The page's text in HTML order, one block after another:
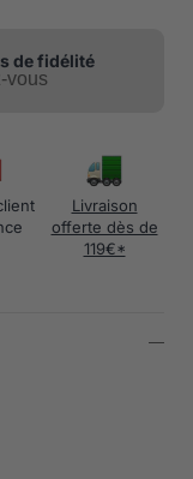
de fidélité
vous
Livraison
offerte dès de
119€*